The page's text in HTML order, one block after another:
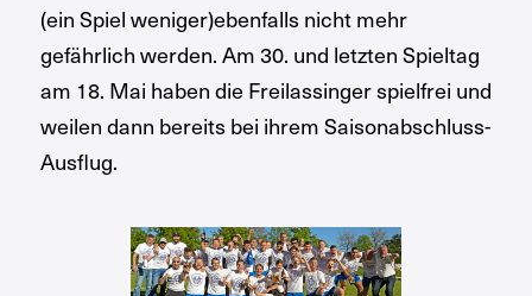
(ein Spiel weniger)ebenfalls nicht mehr
gefährlich werden. Am 30. und letzten Spieltag
am 18. Mai haben die Freilassinger spielfrei und
weilen dann bereits bei ihrem Saisonabschluss-
Ausflug.